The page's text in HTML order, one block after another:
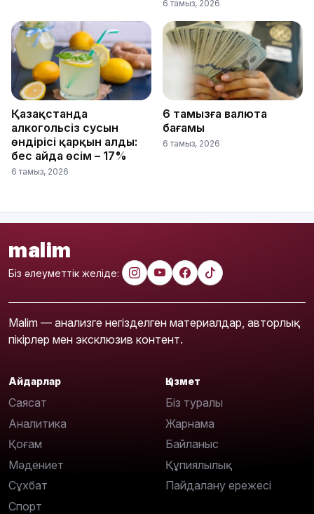
6 тамыз, 2026
Қазақстанда
алкогольсіз сусын
өндірісі қарқын алды:
бес айда өсім – 17%
6 тамыз, 2026
6 тамызға валюта
бағамы
6 тамыз, 2026
malim
Біз әлеуметтік желіде:
Malim — анализге негізделген материалдар, авторлық
пікірлер мен эксклюзив контент.
Айдарлар
Саясат
Аналитика
Қоғам
Мәдениет
Сұхбат
Спорт
Қызмет
Біз туралы
Жарнама
Байланыс
Құпиялылық
Пайдалану ережесі